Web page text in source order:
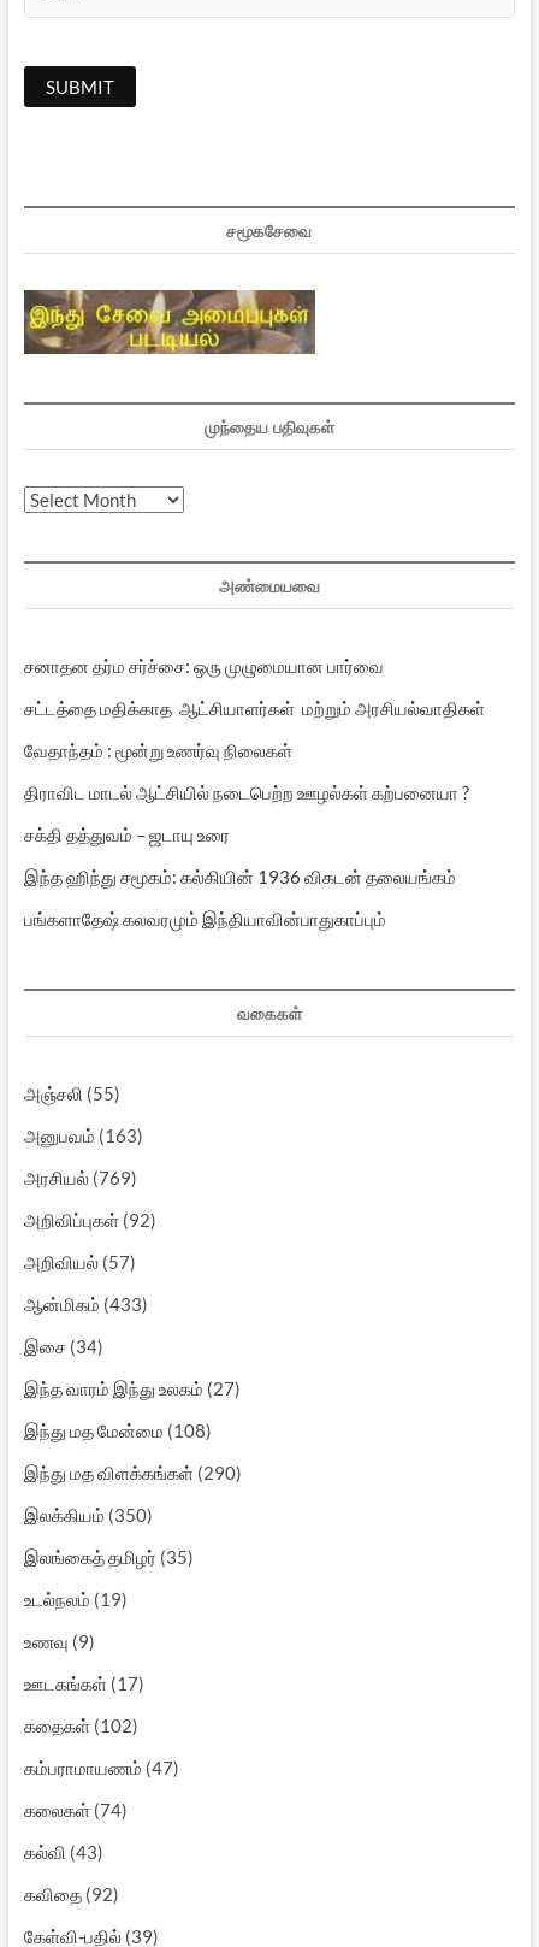
சமூகசேவை
முந்தைய பதிவுகள்
முந்தைய
அண்மையவை
சனாதன தர்ம சர்ச்சை: ஒரு முழுமையான பார்வை
சட்டத்தை மதிக்காத ஆட்சியாளர்கள் மற்றும் அரசியல்வாதிகள்
வேதாந்தம் : மூன்று உணர்வு நிலைகள்
திராவிட மாடல் ஆட்சியில் நடைபெற்ற ஊழல்கள் கற்பனையா ?
சக்தி தத்துவம் – ஜடாயு உரை
இந்த ஹிந்து சமூகம்: கல்கியின் 1936 விகடன் தலையங்கம்
பங்களாதேஷ் கலவரமும் இந்தியாவின்பாதுகாப்பும்
வகைகள்
அஞ்சலி (55)
அனுபவம் (163)
அரசியல்(769)
அறிவிப்புகள்(92)
அறிவியல்(57)
ஆன்மிகம் (433)
இசை(34)
இந்த வாரம் இந்து உலகம் (27)
இந்து மத மேன்மை (108)
இந்து மத விளக்கங்கள்(290)
இலக்கியம் (350)
இலங்கைத் தமிழர் (35)
உடல்நலம் (19)
உணவு (9)
ஊடகங்கள்(17)
கதைகள்(102)
கம்பராமாயணம் (47)
கலைகள்(74)
கல்வி (43)
கவிதை(92)
கேள்வி-பதில்(39)